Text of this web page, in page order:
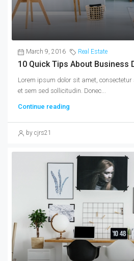
March 9, 2016 Real Estate
10 Quick Tips About Business
Lorem ipsum dolor sit amet,
et sem sed sollicitudin. Donec...
Continue reading
by cjrs21